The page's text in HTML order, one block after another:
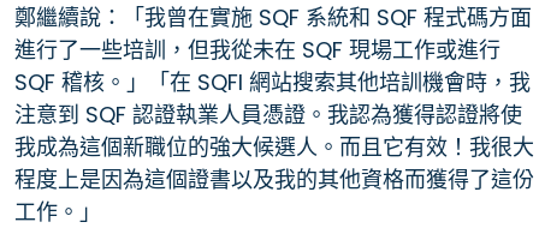
鄭繼續說：「我曾在實施 SQF 系統和 SQF 程式碼方面
進行了一些培訓，但我從未在 SQF 現場工作或進行
SQF 稽核。」「在 SQFI 網站搜索其他培訓機會時，我
注意到 SQF 認證執業人員憑證。我認為獲得認證將使
我成為這個新職位的強大候選人。而且它有效！我很大
程度上是因為這個證書以及我的其他資格而獲得了這份
工作。」